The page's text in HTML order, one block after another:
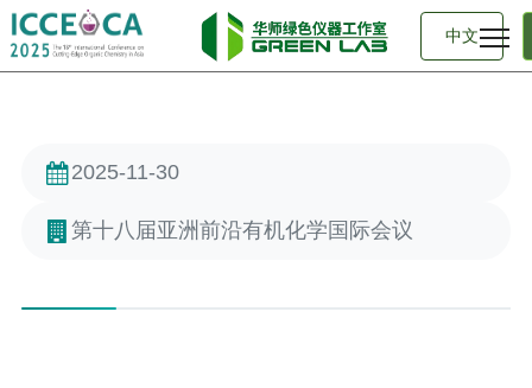
中文
2025-11-30
第十八届亚洲前沿有机化学国际会议